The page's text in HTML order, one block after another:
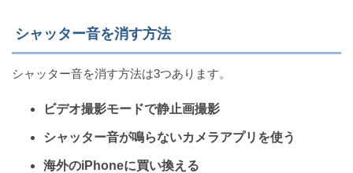
シャッター音を消す方法
シャッター音を消す方法は3つあります。
ビデオ撮影モードで静止画撮影
シャッター音が鳴らないカメラアプリを使う
海外のiPhoneに買い換える